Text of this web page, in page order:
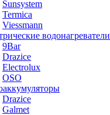
Sunsystem
Termica
Viessmann
водонагреватели
9Bar
Drazice
Electrolux
OSO
Drazice
Galmet